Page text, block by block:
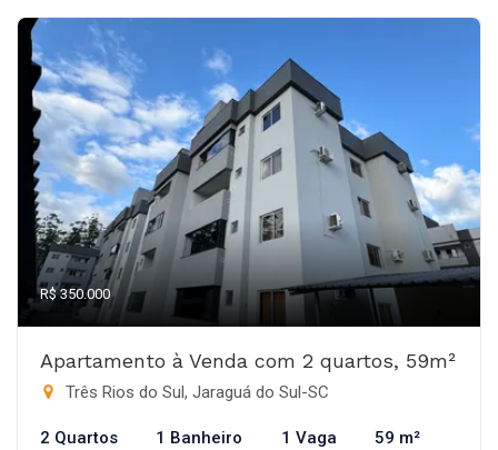
R$ 350.000
Apartamento à Venda com 2 quartos, 59m²
Três Rios do Sul, Jaraguá do Sul-SC
2 Quartos 1 Banheiro 1 Vaga 59 m²